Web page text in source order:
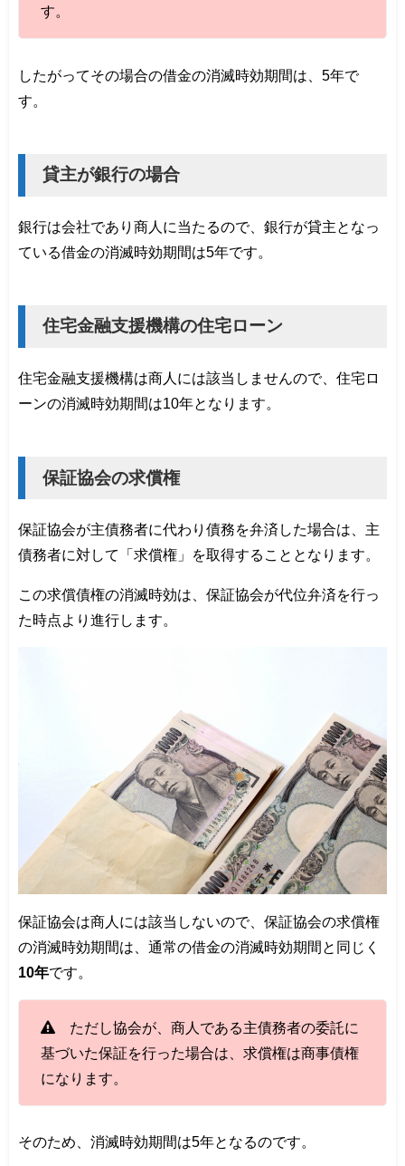
す。
したがってその場合の借金の消滅時効期間は、5年で
す。
貸主が銀行の場合
銀行は会社であり商人に当たるので、銀行が貸主となっ
ている借金の消滅時効期間は5年です。
住宅金融支援機構の住宅ローン
住宅金融支援機構は商人には該当しませんので、住宅ロ
ーンの消滅時効期間は10年となります。
保証協会の求償権
保証協会が主債務者に代わり債務を弁済した場合は、主
債務者に対して「求償権」を取得することとなります。
この求償債権の消滅時効は、保証協会が代位弁済を行っ
た時点より進行します。
保証協会は商人には該当しないので、保証協会の求償権
の消滅時効期間は、通常の借金の消滅時効期間と同じく
10年です。
ただし協会が、商人である主債務者の委託に
基づいた保証を行った場合は、求償権は商事債権
になります。
そのため、消滅時効期間は5年となるのです。